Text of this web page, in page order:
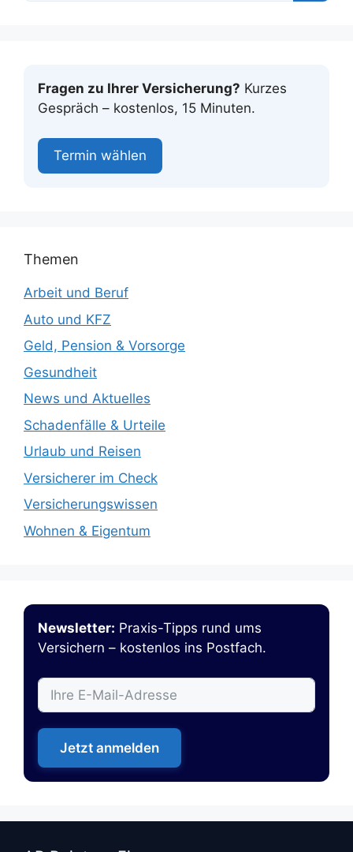
Fragen zu Ihrer Versicherung? Kurzes
Gespräch – kostenlos, 15 Minuten.
Termin wählen
Themen
Arbeit und Beruf
Auto und KFZ
Geld, Pension & Vorsorge
Gesundheit
News und Aktuelles
Schadenfälle & Urteile
Urlaub und Reisen
Versicherer im Check
Versicherungswissen
Wohnen & Eigentum
Newsletter: Praxis-Tipps rund ums
Versichern – kostenlos ins Postfach.
Jetzt anmelden